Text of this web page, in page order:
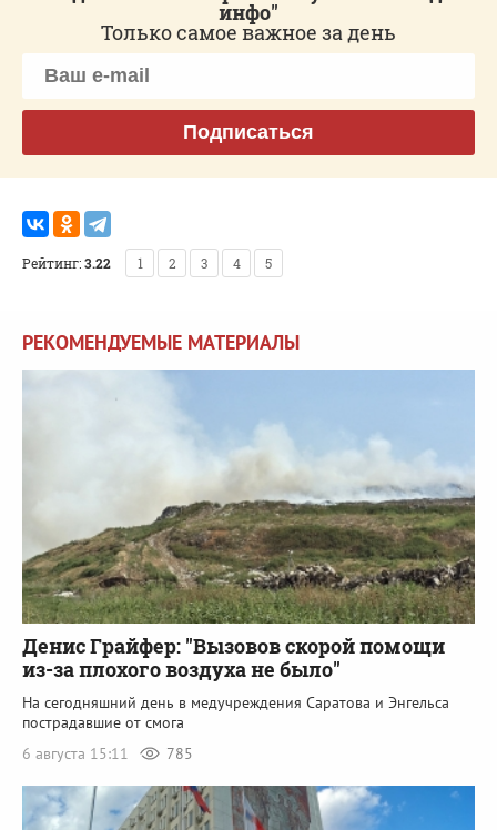
инфо"
Только самое важное за день
Подписаться
Рейтинг:3.22 1 2 3 4 5
РЕКОМЕНДУЕМЫЕ МАТЕРИАЛЫ
Денис Грайфер: "Вызовов скорой помощи
из-за плохого воздуха не было"
На сегодняшний день в медучреждения Саратова и Энгельса
пострадавшие от смога
6 августа 15:11
785